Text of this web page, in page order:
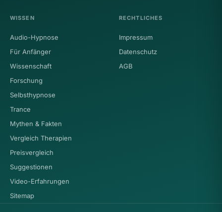
WISSEN
Audio-Hypnose
Für Anfänger
Wissenschaft
Forschung
Selbsthypnose
Trance
Mythen & Fakten
Vergleich Therapien
Preisvergleich
Suggestionen
Video-Erfahrungen
Sitemap
RECHTLICHES
Impressum
Datenschutz
AGB